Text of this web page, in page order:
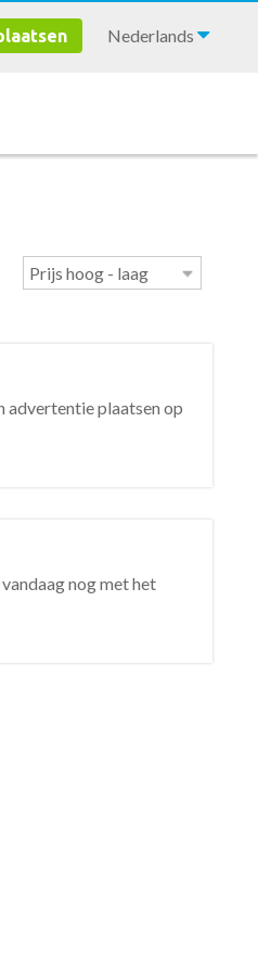
Nederlands
advertentie plaatsen op
nog met het